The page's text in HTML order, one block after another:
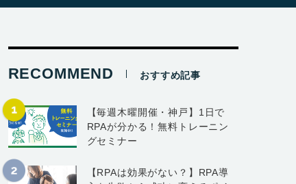
RECOMMEND おすすめ記事
【毎週木曜開催・神戸】1日で
RPAが分かる！無料トレーニン
グセミナー
【RPAは効果がない？】RPA導